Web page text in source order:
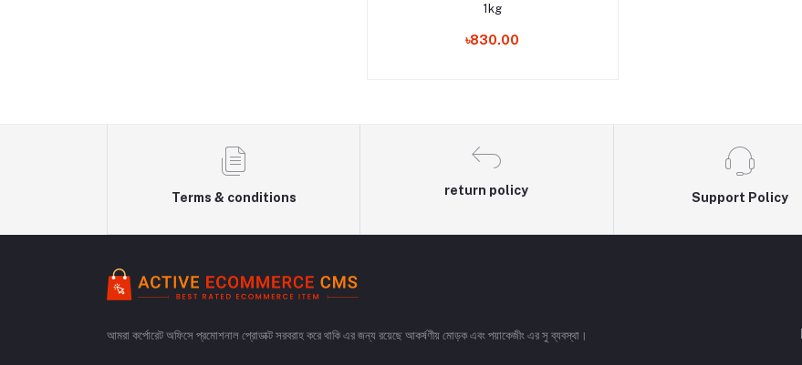
1kg
৳830.00
Terms & conditions
return policy
Support Policy
আমরা কর্পোরেট অফিসে প্রমোশনাল প্রোডাক্ট সরবরাহ করে থাকি এর জন্য রয়েছে আকর্ষণীয় মোড়ক এবং পয়াকেজীং এর সু ব্যবস্থা।